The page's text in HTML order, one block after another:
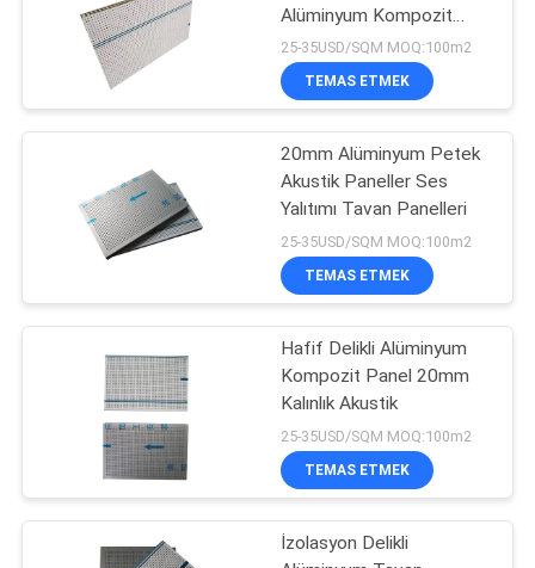
Taş Petek Panel
Petek Tavan
Panelleri
17
Alüminyum Kompozit
Panel
25-35USD/SQM MOQ:100m2
TEMAS ETMEK
20mm Alüminyum Petek
Akustik Paneller Ses
Yalıtımı Tavan Panelleri
25-35USD/SQM MOQ:100m2
TEMAS ETMEK
Hafif Delikli Alüminyum
Kompozit Panel 20mm
Kalınlık Akustik
25-35USD/SQM MOQ:100m2
TEMAS ETMEK
İzolasyon Delikli